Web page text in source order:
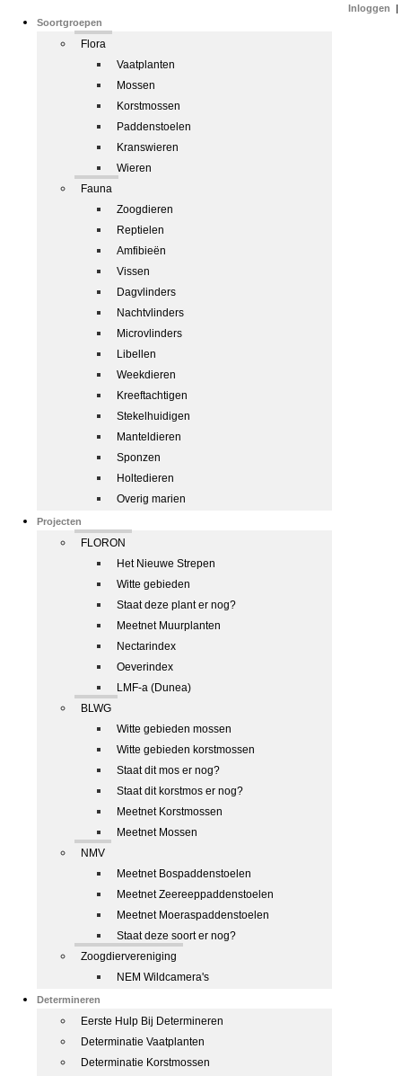
Soortgroepen
Flora
Vaatplanten
Mossen
Korstmossen
Paddenstoelen
Kranswieren
Wieren
Fauna
Zoogdieren
Reptielen
Amfibieën
Vissen
Dagvlinders
Nachtvlinders
Microvlinders
Libellen
Weekdieren
Kreeftachtigen
Stekelhuidigen
Manteldieren
Sponzen
Holtedieren
Overig marien
Projecten
FLORON
Het Nieuwe Strepen
Witte gebieden
Staat deze plant er nog?
Meetnet Muurplanten
Nectarindex
Oeverindex
LMF-a (Dunea)
BLWG
Witte gebieden mossen
Witte gebieden korstmossen
Staat dit mos er nog?
Staat dit korstmos er nog?
Meetnet Korstmossen
Meetnet Mossen
NMV
Meetnet Bospaddenstoelen
Meetnet Zeereeppaddenstoelen
Meetnet Moeraspaddenstoelen
Staat deze soort er nog?
Zoogdiervereniging
NEM Wildcamera's
Determineren
Eerste Hulp Bij Determineren
Determinatie Vaatplanten
Determinatie Korstmossen
Inloggen |